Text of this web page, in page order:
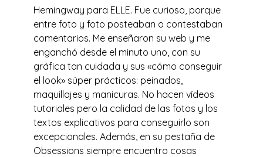
Hemingway para ELLE. Fue curioso, porque
entre foto y foto posteaban o contestaban
comentarios. Me enseñaron su web y me
enganchó desde el minuto uno, con su
gráfica tan cuidada y sus «cómo conseguir
el look» súper prácticos: peinados,
maquillajes y manicuras. No hacen vídeos
tutoriales pero la calidad de las fotos y los
textos explicativos para conseguirlo son
excepcionales. Además, en su pestaña de
Obsessions siempre encuentro cosas